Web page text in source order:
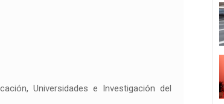
Universidades e Investigación del